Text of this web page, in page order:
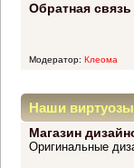
Обратная связь
Модератор: Клеома
Наши
прекрасных
Магазин
Оригинальные